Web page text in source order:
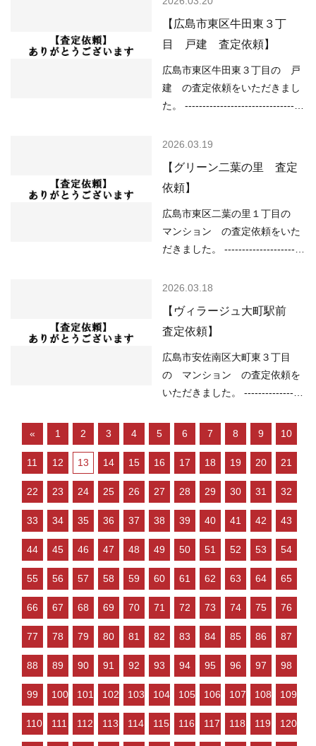
売り物件が少なく、物件を探し
ている人が多い などの状況です
ので、 「不動産売却のやり方に
よっては高く売却しやすい」状
況といってよ…
該当なし （洪水）浸水想定深さ
0.5～3.0ｍ未満の区域 （高潮）
該当なし （内水）該当なし
（津波）該当なし -----------------
----------------------------------------
況については、 ○住宅ローンが
売り物件が少なく、物件を探し
ている人が多い などの状況です
ので、 「不動産売却のやり方に
よっては高く売却しやすい」状
況といってよいと…
【広島市東区牛田東３丁
目 戸建 査定依頼】
広島市東区牛田東３丁目の 戸
建 の査定依頼をいただきまし
た。 ----------------------------------
--- （用途地域）第一種低層住居
砂災害）該当なし （洪水）該当
なし （高潮）該当なし （内
水）該当なし （津波）該当なし
----------------------------------------
------------------------------------- 現
住宅ローンが低金利で不動産を
く、物件を探している人が多い
などの状況ですので、 「不動産
売却のやり方によっては高く売
却しやすい」状況といってよい
と思います。 ご…
2026.03.19
【グリーン二葉の里 査定
依頼】
広島市東区二葉の里１丁目の
マンション の査定依頼をいた
だきました。 -----------------------
-------------- （用途地域）近隣商
（洪水）該当なし （高潮）
50cm以上1m未満 （内水）
0.01m以上 （津波）該当なし ---
----------------------------------------
---------------------------------- 現在
宅ローンが低金利で不動産を買
いやすい ○売り物件が少なく、
物件を探している人が多い など
の状況ですので、 「不動産売却
のやり方によっては高く売却し
います。 ご売却をご検討…
2026.03.18
【ヴィラージュ大町駅前
査定依頼】
広島市安佐南区大町東３丁目
の マンション の査定依頼を
いただきました。 -----------------
-------------------- （用途地域）近
隣商業地域 （土砂災害）該当な
し （洪水）0.5m未満 （高潮）
該当なし （内水）該当なし
（津波）該当なし -----------------
----------------------------------------
-------------------- 現在の不動産市
況については、 ○住宅ローンが
低金利で不動産を買いやすい ○
ている人が多い などの状況です
ので、 「不動産売却のやり方に
よっては高く売却しやすい」状
況といってよいと思います。 ご
売却をご検討の方…
« 1 2 3 4 5 6 7 8 9 10
11 12 13 14 15 16 17 18 19 20 21
22 23 24 25 26 27 28 29 30 31 32
33 34 35 36 37 38 39 40 41 42 43
44 45 46 47 48 49 50 51 52 53 54
55 56 57 58 59 60 61 62 63 64 65
66 67 68 69 70 71 72 73 74 75 76
77 78 79 80 81 82 83 84 85 86 87
88 89 90 91 92 93 94 95 96 97 98
99 100 101 102 103 104 105 106 107 108 109
110 111 112 113 114 115 116 117 118 119 120